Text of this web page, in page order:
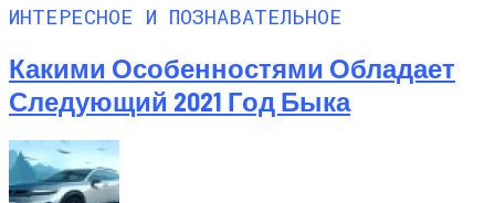
ИНТЕРЕСНОЕ И ПОЗНАВАТЕЛЬНОЕ
Какими Особенностями Обладает
Следующий 2021 Год Быка